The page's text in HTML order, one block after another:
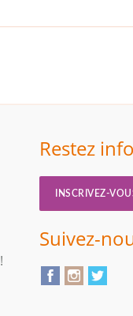
Restez
INSCRIVEZ-
Suivez-